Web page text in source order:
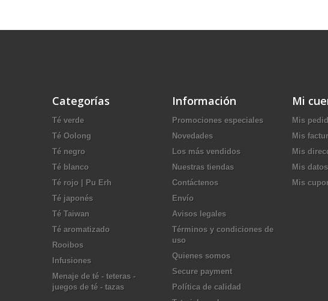
Categorías
Té verde
Té Oolong
Té negro
Té blanco
Té rojo | Pu Erh
Té japonés
Té Taiwan
Té aromatizado
Rooibos
Infusiones
Menaje de té - teteras -
juegos de té - tazas
Información
Promociones especiales
Novedades
Los más vendidos
Nuestras tiendas
Contáctenos
Envío
Avisos legales
Términos y condiciones de
uso
Quienes somos
Secure payment
Política de calidad
Mi
Mis
Mis
Mis
Mis
Mis